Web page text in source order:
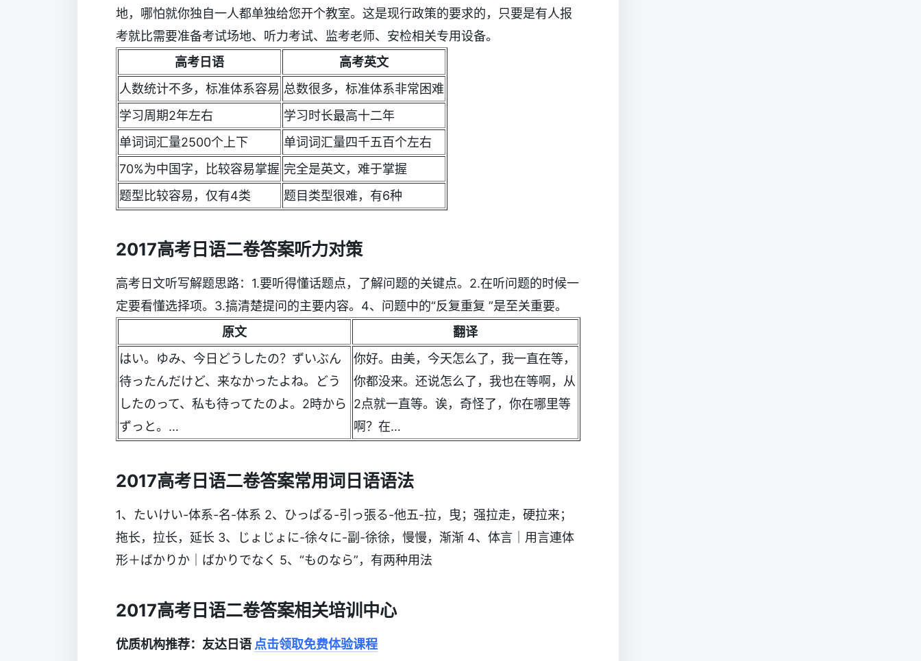
地，哪怕就你独自一人都单独给您开个教室。这是现行政策的要求的，只要是有人报
考就比需要准备考试场地、听力考试、监考老师、安检相关专用设备。
高考日语
高考英文
人数统计不多，标准体系容易 总数很多，标准体系非常困难
学习周期2年左右
学习时长最高十二年
单词词汇量2500个上下
单词词汇量四千五百个左右
70%为中国字，比较容易掌握 完全是英文，难于掌握
题型比较容易，仅有4类
题目类型很难，有6种
2017高考日语二卷答案听力对策
高考日文听写解题思路：1.要听得懂话题点，了解问题的关键点。2.在听问题的时候一
定要看懂选择项。3.搞清楚提问的主要内容。4、问题中的“反复重复 ”是至关重要。
原文
翻译
はい。ゆみ、今日どうしたの？ずいぶん
待ったんだけど、来なかったよね。どう
したのって、私も待ってたのよ。2時から
ずっと。…
你好。由美，今天怎么了，我一直在等，
你都没来。还说怎么了，我也在等啊，从
2点就一直等。诶，奇怪了，你在哪里等
啊？在…
2017高考日语二卷答案常用词日语语法
1、たいけい-体系-名-体系 2、ひっぱる-引っ張る-他五-拉，曳；强拉走，硬拉来；
拖长，拉长，延长 3、じょじょに-徐々に-副-徐徐，慢慢，渐渐 4、体言｜用言連体
形＋ばかりか｜ばかりでなく 5、“ものなら”，有两种用法
2017高考日语二卷答案相关培训中心
优质机构推荐：友达日语 点击领取免费体验课程